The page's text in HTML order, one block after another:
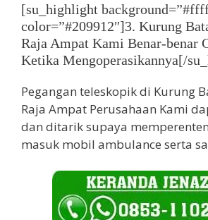
[su_highlight
color=”#209912″]3. Kurung
Raja Ampat Kami Benar-benar
Ketika Mengoperasikannya[/
Pegangan teleskopik di Kurung
Raja Ampat Perusahaan Kami
dan ditarik supaya
masuk mobil ambulance serta